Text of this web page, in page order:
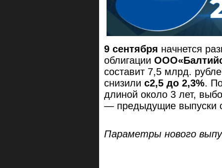
9 сентября начнется
облигации
составит 7,5 млрд.
снизили с2,5 до 2,3%.
длиной около 3 лет,
— предыдущие выпуски
Параметры нового